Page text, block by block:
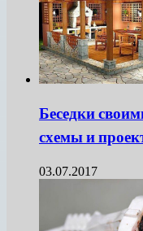
Беседки
схемы и
03.07.2017